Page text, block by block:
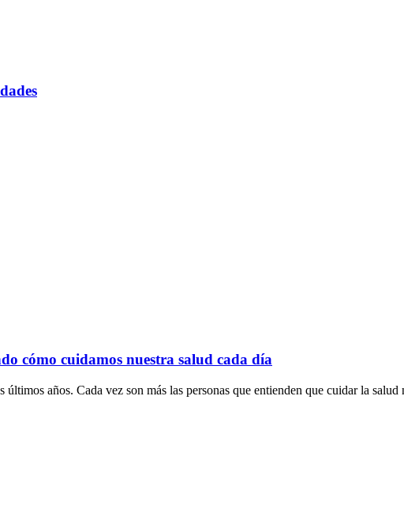
cómo cuidamos nuestra salud cada día
años. Cada vez son más las personas que entienden que cuidar la salud